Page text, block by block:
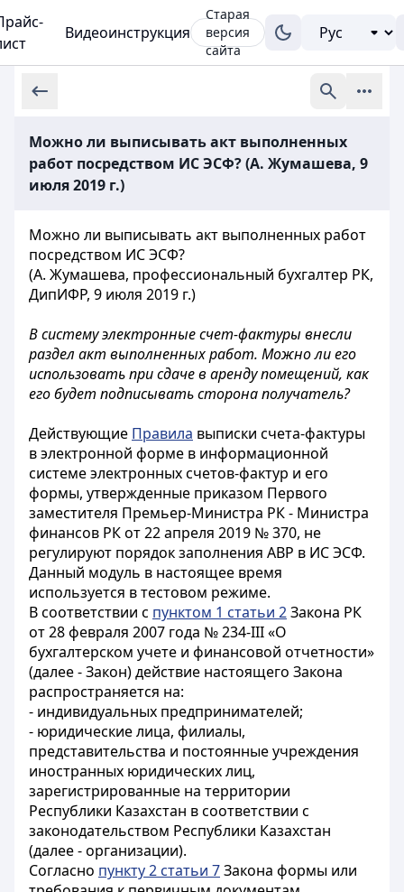
Видеоинструкция
Старая
версия
сайта
Можно ли выписывать акт выполненных
работ посредством ИС ЭСФ? (А. Жумашева, 9
июля 2019 г.)
Можно ли выписывать акт выполненных работ
посредством ИС ЭСФ?
(А. Жумашева, профессиональный бухгалтер РК,
ДипИФР, 9 июля 2019 г.)
В систему электронные счет-фактуры внесли
раздел акт выполненных работ. Можно ли его
использовать при сдаче в аренду помещений, как
его будет подписывать сторона получатель?
Действующие Правила выписки счета-фактуры
в электронной форме в информационной
системе электронных счетов-фактур и его
формы, утвержденные приказом Первого
заместителя Премьер-Министра РК - Министра
финансов РК от 22 апреля 2019 № 370, не
регулируют порядок заполнения АВР в ИС ЭСФ.
Данный модуль в настоящее время
используется в тестовом режиме.
В соответствии с пунктом 1 статьи 2Закона РК
от 28 февраля 2007 года № 234-III «О
бухгалтерском учете и финансовой отчетности»
(далее - Закон) действие настоящего Закона
распространяется на:
- индивидуальных предпринимателей;
- юридические лица, филиалы,
представительства и постоянные учреждения
иностранных юридических лиц,
зарегистрированные на территории
Республики Казахстан в соответствии с
законодательством Республики Казахстан
(далее - организации).
Согласно пункту 2 статьи 7Закона формы или